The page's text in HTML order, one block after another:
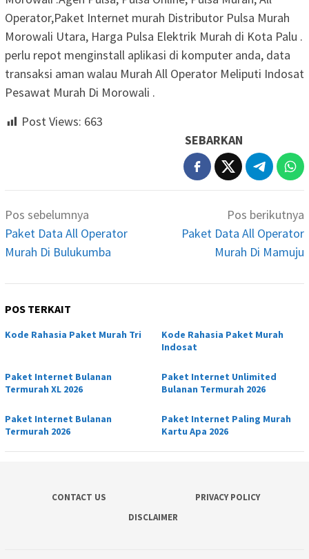
Operator,Paket Internet murah Distributor Pulsa Murah
Morowali Utara, Harga Pulsa Elektrik Murah di Kota Palu .
perlu repot menginstall aplikasi di komputer anda, data
transaksi aman walau Murah All Operator Meliputi Indosat
Pesawat Murah Di Morowali .
Post Views: 663
SEBARKAN
Navigasi
pos
Pos sebelumnya
Paket Data All Operator
Murah Di Bulukumba
Pos berikutnya
Paket Data All Operator
Murah Di Mamuju
POS TERKAIT
Kode Rahasia Paket Murah Tri
Kode Rahasia Paket Murah
Indosat
Paket Internet Bulanan
Termurah XL 2026
Paket Internet Unlimited
Bulanan Termurah 2026
Paket Internet Bulanan
Termurah 2026
Paket Internet Paling Murah
Kartu Apa 2026
CONTACT US
PRIVACY POLICY
DISCLAIMER